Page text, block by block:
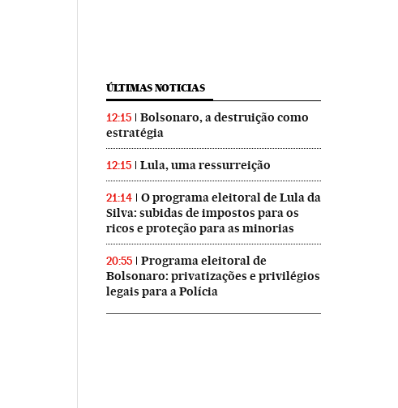
ÚLTIMAS NOTICIAS
12:15
Bolsonaro, a destruição como
estratégia
12:15 Lula, uma ressurreição
21:14
O programa eleitoral de Lula da
Silva: subidas de impostos para os
ricos e proteção para as minorias
20:55
Programa eleitoral de
Bolsonaro: privatizações e privilégios
legais para a Polícia